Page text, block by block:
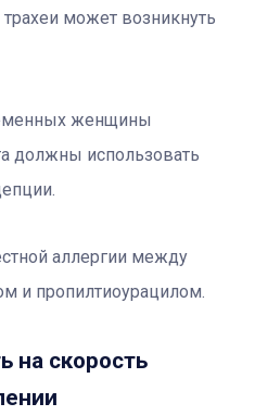
может возникнуть
женщины
должны использовать
аллергии между
и пропилтиоурацилом.
на скорость